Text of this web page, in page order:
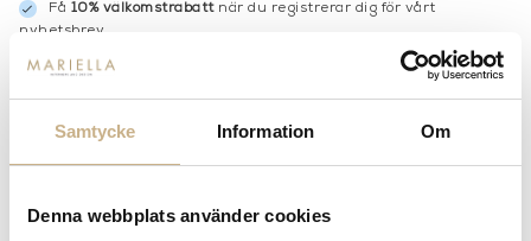
Samtycke Information Om
Denna webbplats använder cookies
Få 10% välkomstrabattnär du registrerar dig för vårt
nyhetsbrev
Fri frakt på mindra varor vid köp över 1000:-
FRÅGA OSS OM PRODUKTEN